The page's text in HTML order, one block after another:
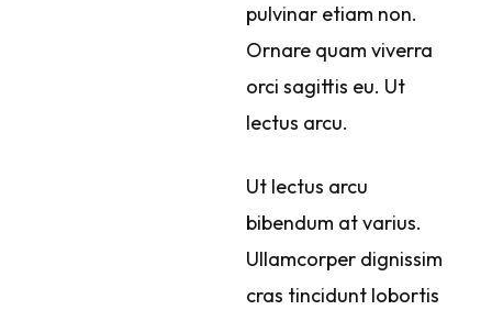
pulvinar etiam non.
Ornare quam viverra
orci sagittis eu. Ut
lectus arcu.
Ut lectus arcu
bibendum at varius.
Ullamcorper dignissim
cras tincidunt lobortis